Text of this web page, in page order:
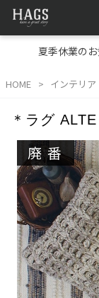
夏季休業の
HOME インテリ
＊ラグ
廃番